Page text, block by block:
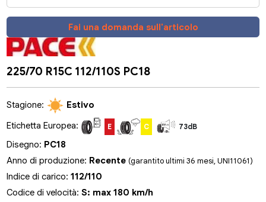
Fai una domanda sull'articolo
225/70 R15C 112/110S PC18
Stagione:
Estivo
Etichetta Europea:
E C 73dB
Disegno: PC18
Anno di produzione: Recente(garantito ultimi 36 mesi, UNI11061)
Indice di carico:112/110
Codice di velocità:S: max 180 km/h